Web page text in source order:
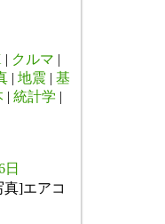
| クルマ |
| 地震 | 基
| 統計学 |
日
]エアコ